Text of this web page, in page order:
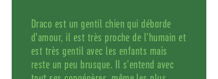
Draco est un gentil chien qui déborde
d'amour, il est très proche de l'humain et
est très gentil avec les enfants mais
reste un peu brusque. Il s'entend avec